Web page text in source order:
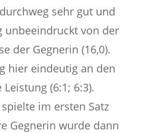
sehr gut und
unbeeindruckt von der
der Gegnerin (16,0).
hier eindeutig an den
Leistung (6:1; 6:3).
im ersten Satz
Gegnerin wurde dann